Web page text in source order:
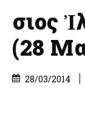
Ὅσιος
(28
28/03/2014